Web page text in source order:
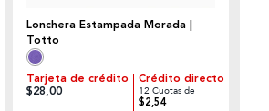
Lonchera Estampada Morada |
Totto
Tarjeta de crédito
$28,00
Crédito directo
12 Cuotas de
$2,54